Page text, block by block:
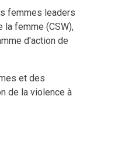
femmes leaders
la femme (CSW),
d'action de
et des
de la violence à